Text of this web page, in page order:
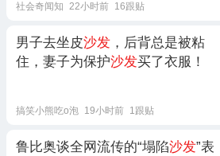
社会奇闻知 22小时前 16跟贴
男子去坐皮沙发 ，后背总是被粘
住，妻子为保护沙发买了衣服！
搞笑小熊吃o泡 19小时前 1跟贴
鲁比奥谈全网流传的“塌陷沙发”表